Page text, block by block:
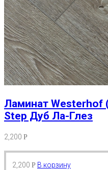
Ламинат Westerhof
Step Дуб Ла-Глез
2,200 Р
2,200 Р В корзину